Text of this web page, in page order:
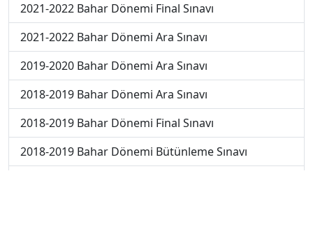
2021-2022 Bahar Dönemi Final Sınavı
2021-2022 Bahar Dönemi Ara Sınavı
2019-2020 Bahar Dönemi Ara Sınavı
2018-2019 Bahar Dönemi Ara Sınavı
2018-2019 Bahar Dönemi Final Sınavı
2018-2019 Bahar Dönemi Bütünleme Sınavı